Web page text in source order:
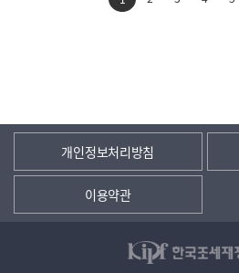
개인정보처리방침
이용약관